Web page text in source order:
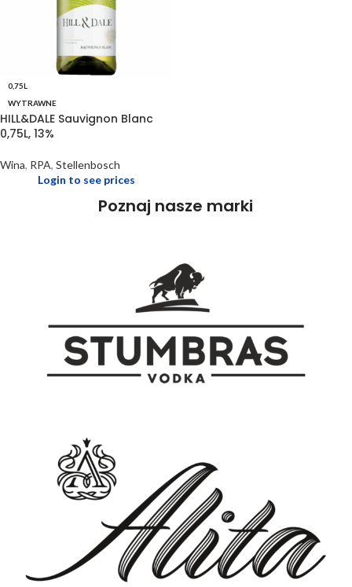
0,75L
WYTRAWNE
HILL&DALE Sauvignon Blanc
0,75L, 13%
Wina, RPA, Stellenbosch
Login to see prices
Poznaj nasze marki